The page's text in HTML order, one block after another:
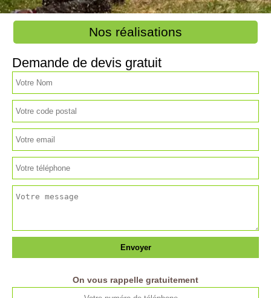
Nos réalisations
Demande de devis gratuit
On vous rappelle gratuitement